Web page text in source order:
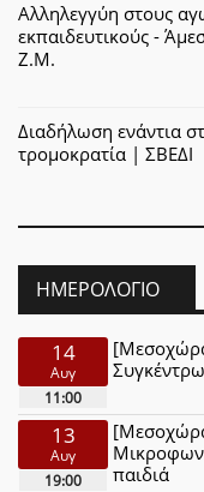
Αλληλεγγύη στους
εκπαιδευτικούς -
Ζ.Μ.
Διαδήλωση ενάντια
τρομοκρατία | ΣΒΕΔΙ
ΗΜΕΡΟΛΌΓΙΟ
14
Αυγ
11:00
13
Αυγ
19:00
παιδιά